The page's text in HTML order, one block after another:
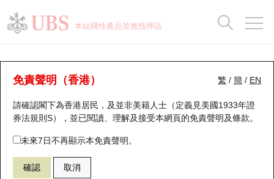
本結構性產品並無抵押品
繁 / 簡 / EN
免責聲明（香港）
請確認閣下為香港居民，及並非美籍人士（定義見美國1933年證
券法規則S），並已閱讀、理解及接受本網頁的免責聲明及條款。
未來7日不再顯示本免責聲明。
確認 取消
正股分析儀
9999 網易
(9999) 網易
$205.2 2.2 (+1.08%)
瑞銀認股證一覽
新發行瑞銀認股證
即將到期認股證
認股證到期結算價查詢
街貨統計
比較
牛熊全景快搜
牛熊證搜尋
牛熊證街貨分佈圖
正股牛熊證列表
街貨統計
比較
十大升幅/跌幅
十大認股證成交分佈
十天股證佔大市成交
資金流
正股分析儀
二十大活躍股份
恒指成份股
國指成份股
持股比重
顯示所有持股比重
每月輪證大市專題
輪證專欄
講座及教育短片
認股證投資者教育